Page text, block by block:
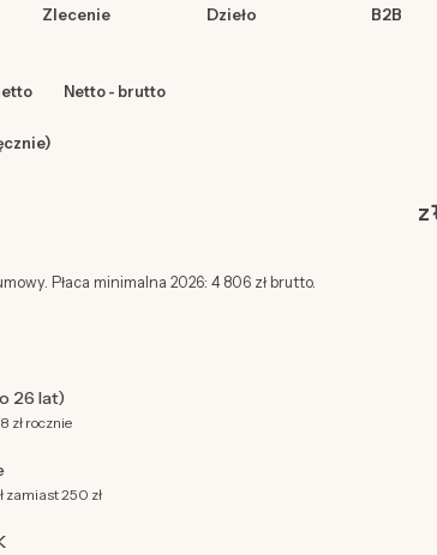
Zlecenie Dzieło B2B
Netto - brutto
Płaca minimalna 2026: 4 806 zł brutto.
26 lat)
zł rocznie
zamiast 250 zł